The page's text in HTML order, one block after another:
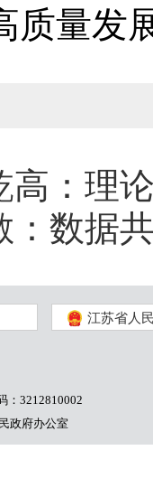
质量发
高：理
：数据
江苏省人
：3212810002
政府办公室